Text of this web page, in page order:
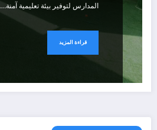
المدارس لتوفير بيئة تعليمية آمنة…
قراءة المزيد